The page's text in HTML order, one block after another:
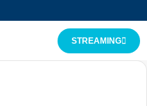
STREAMING